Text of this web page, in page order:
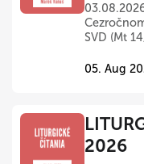
SVD (Mt
05. Aug
2026